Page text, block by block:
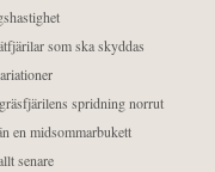
som ska skyddas
spridning norrut
en midsommarbukett
senare